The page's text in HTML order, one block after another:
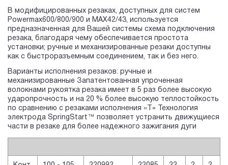
В модифицированных резаках, доступных для систем
Powermax600/800/900 и MAX42/43, используется
предназначенная для Вашей системы схема подключения
резака, благодаря чему обеспечивается простота
установки; ручные и механизированные резаки доступны
как с быстроразъемным соединением, так и без него.
Варианты исполнения резаков: ручные и
механизированные Запатентованная упроченная
волокнами рукоятка резака имеет в 5 раз более высокую
ударопрочность и на 20 % более высокую теплостойкость
по сравнению с резаками исполнения «T» Технология
электрода SpringStart™ позволяет устранить движущиеся
части в резаке для более надежного зажигания дуги